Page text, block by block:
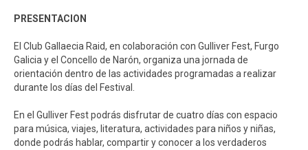
PRESENTACION
El Club Gallaecia Raid, en colaboración con Gulliver Fest, Furgo
Galicia y el Concello de Narón, organiza una jornada de
orientación dentro de las actividades programadas a realizar
durante los días del Festival.
En el Gulliver Fest podrás disfrutar de cuatro días con espacio
para música, viajes, literatura, actividades para niños y niñas,
donde podrás hablar, compartir y conocer a los verdaderos